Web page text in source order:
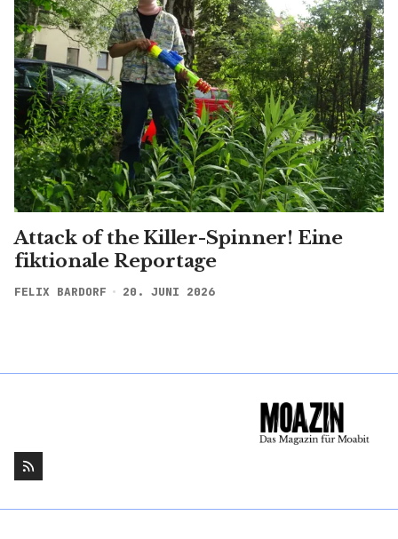
Attack of the Killer-Spinner! Eine
fiktionale Reportage
FELIX BARDORF 20. JUNI 2026